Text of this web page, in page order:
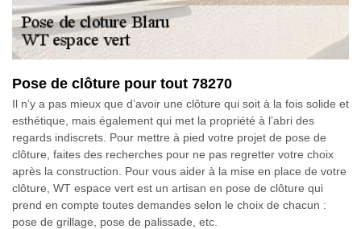
Pose de clôture pour tout 78270
Il n’y a pas mieux que d’avoir une clôture qui soit à la fois solide et
esthétique, mais également qui met la propriété à l’abri des
regards indiscrets. Pour mettre à pied votre projet de pose de
clôture, faites des recherches pour ne pas regretter votre choix
après la construction. Pour vous aider à la mise en place de votre
clôture, WT espace vert est un artisan en pose de clôture qui
prend en compte toutes demandes selon le choix de chacun :
pose de grillage, pose de palissade, etc.